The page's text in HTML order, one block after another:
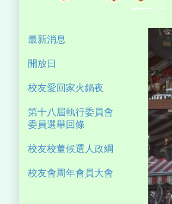
最新消息
開放日
校友愛回家火鍋夜
第十八屆執行委員會
委員選舉回條
校友校董候選人政綱
校友會周年會員大會